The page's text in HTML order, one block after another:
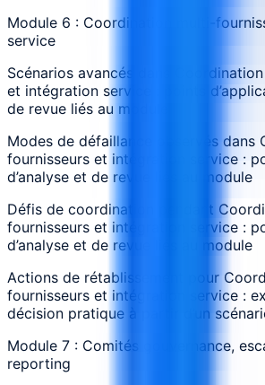
Module 6 : Coordination multi-
service
Scénarios avancés dans
et intégration service : points
de revue liés au module
Modes de défaillance observés dans
fournisseurs et intégration service :
d’analyse et de revue liés au module
Défis de coordination pendant
fournisseurs et intégration service :
d’analyse et de revue liés au module
Actions de rétablissement pour
fournisseurs et intégration service :
décision pratique à partir d’un
Module 7 : Comités gouvernance,
reporting